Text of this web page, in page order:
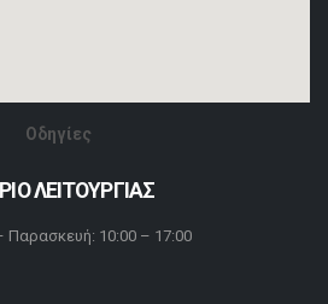
Οδηγίες
ΛΕΙΤΟΥΡΓΙΑΣ
Παρασκευή: 10:00 – 17:00